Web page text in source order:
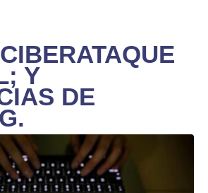
Y
DE